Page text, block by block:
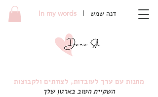
In my words | דנה שמש
מתנות עם ערך לעובדות, לצוותים ולקבוצות
השקיית הטוב בארגון שלך